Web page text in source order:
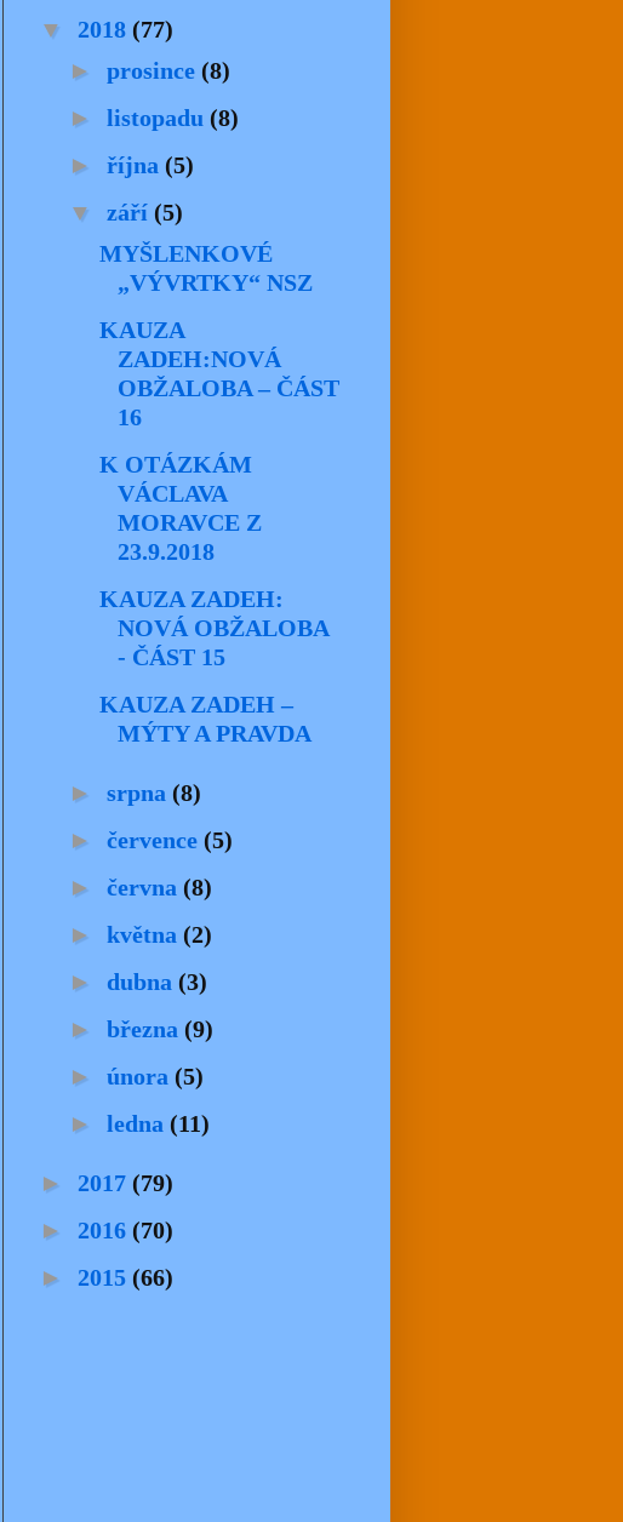
▼ 2018 (77)
► prosince (8)
► listopadu (8)
► října (5)
▼ září (5)
MYŠLENKOVÉ
„VÝVRTKY“ NSZ
KAUZA
ZADEH:NOVÁ
OBŽALOBA – ČÁST
16
K OTÁZKÁM
VÁCLAVA
MORAVCE Z
23.9.2018
KAUZA ZADEH:
NOVÁ OBŽALOBA
- ČÁST 15
KAUZA ZADEH –
MÝTY A PRAVDA
► srpna (8)
► července (5)
► června (8)
► května (2)
► dubna (3)
► března (9)
► února (5)
► ledna (11)
► 2017 (79)
► 2016 (70)
► 2015 (66)